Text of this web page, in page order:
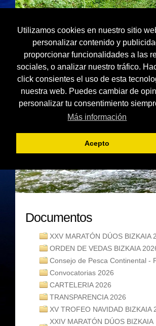
Utilizamos cookies en nuestro sitio
personalizar contenido y
proporcionar funcionalidades a las
sociales, o analizar nuestro tráfico.
click consientes el uso de esta
nuestra web. Puedes cambiar de
personalizar tu consentimiento
Más información
Acepto
Documentos
XXV MARATÓN DÚOS BIZKAIA
ORDEN DE VEDAS BIZKAIA
Consejo de Pesca Continental -
Convocatorias 2026
CARTELERIA 2026
TRANSPARENCIA 2026
XV TROFEO NAVIDAD BIZKAIA
XXIV MARATÓN DÚOS BIZKAIA